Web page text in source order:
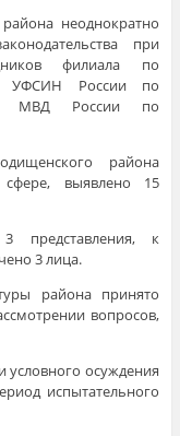
неоднократно
при
филиала по
УФСИН России по
МВД России по
района
выявлено 15
представления, к
3 лица.
района принято
вопросов,
осуждения
испытательного